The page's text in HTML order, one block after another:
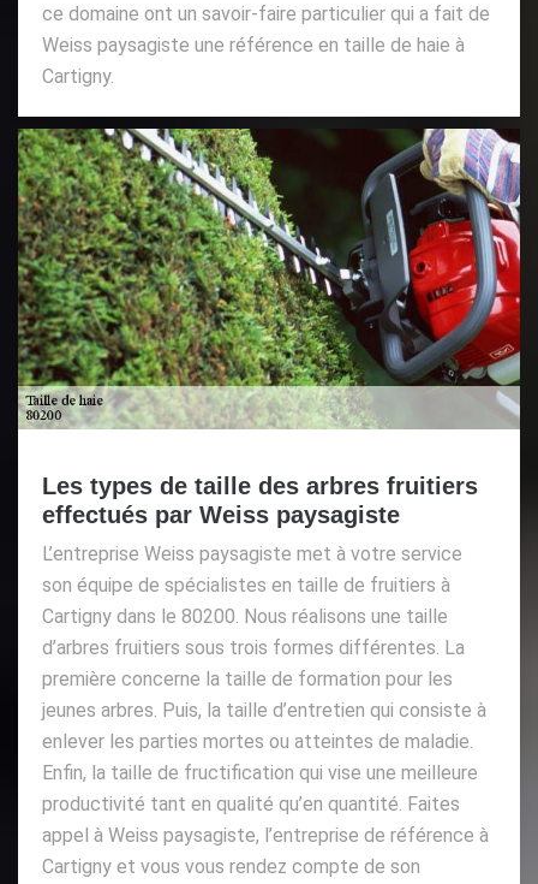
ce domaine ont un savoir-faire particulier qui a fait de
Weiss paysagiste une référence en taille de haie à
Cartigny.
Les types de taille des arbres fruitiers
effectués par Weiss paysagiste
L’entreprise Weiss paysagiste met à votre service
son équipe de spécialistes en taille de fruitiers à
Cartigny dans le 80200. Nous réalisons une taille
d’arbres fruitiers sous trois formes différentes. La
première concerne la taille de formation pour les
jeunes arbres. Puis, la taille d’entretien qui consiste à
enlever les parties mortes ou atteintes de maladie.
Enfin, la taille de fructification qui vise une meilleure
productivité tant en qualité qu’en quantité. Faites
appel à Weiss paysagiste, l’entreprise de référence à
Cartigny et vous vous rendez compte de son